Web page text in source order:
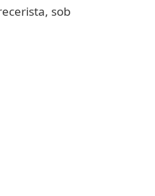
sob